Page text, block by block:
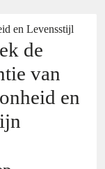
en Levensstijl
de
van
en